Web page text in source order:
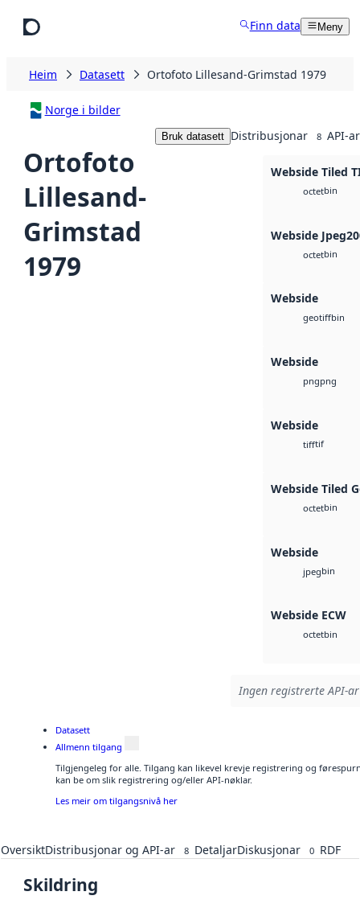
Finn data Meny
Heim Datasett Ortofoto Lillesand-Grimstad 1979
Norge i bilder
Ortofoto
Lillesand-
Grimstad
1979
Bruk datasett Distribusjonar 8 API-ar
Webside Tiled
octetbin
Webside
octetbin
Webside
geotiffbin
Webside
pngpng
Webside
tifftif
Webside Tiled
octetbin
Webside
jpegbin
Webside ECW
octetbin
Ingen registrerte API-
Datasett
Allmenn tilgang
Tilgjengeleg for alle. Tilgang kan likevel krevje registrering og
kan be om slik registrering og/eller API-nøklar.
Les meir om tilgangsnivå her
OversiktDistribusjonar og API-ar 8 DetaljarDiskusjonar 0 RDF
Skildring